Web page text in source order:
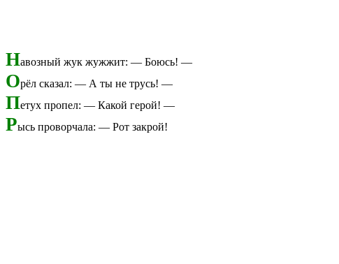
Навозный жук жужжит: — Боюсь! —
Орёл сказал: — А ты не трусь! —
Петух пропел: — Какой герой! —
Рысь проворчала: — Рот закрой!